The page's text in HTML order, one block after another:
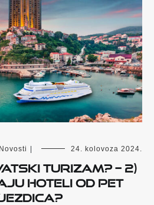
Novosti | 24. kolovoza 2024.
turizam? – 2)
hoteli od pet